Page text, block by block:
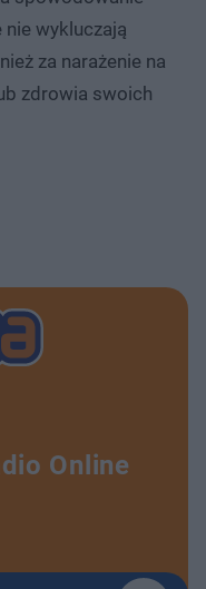
wykluczają
za narażenie na
zdrowia swoich
Online